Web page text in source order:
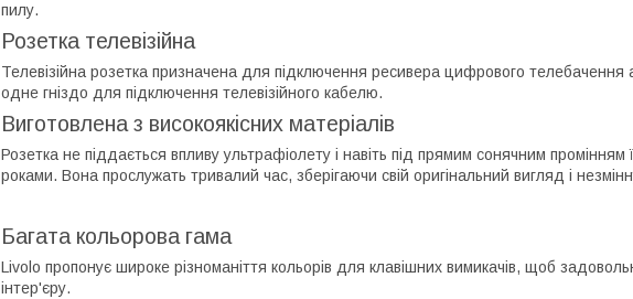
пилу.
Розетка телевізійна
Телевізійна розетка призначена для підключення ресивера цифрового телебачення
одне гніздо для підключення телевізійного кабелю.
Виготовлена з високоякісних матеріалів
Розетка не піддається впливу ультрафіолету і навіть під прямим сонячним промінням
роками. Вона прослужать тривалий час, зберігаючи свій оригінальний вигляд і
Багата кольорова гама
Livolo пропонує широке різноманіття кольорів для клавішних вимикачів, щоб
інтер'єру.